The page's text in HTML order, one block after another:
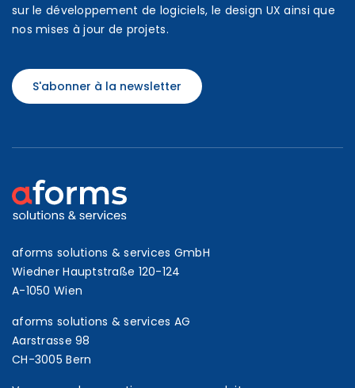
sur le développement de logiciels, le design UX ainsi que
nos mises à jour de projets.
S'abonner à la newsletter
aforms solutions & services GmbH
Wiedner Hauptstraße 120-124
A-1050 Wien
aforms solutions & services AG
Aarstrasse 98
CH-3005 Bern